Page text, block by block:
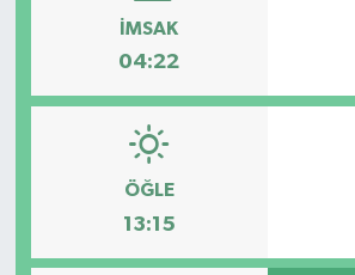
İMSAK
04:22
ÖĞLE
13:15
Kültür-Sanat
Magazin
Podcast
Politika